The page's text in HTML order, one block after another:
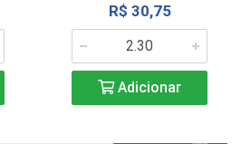
R$ 30,75
Adicionar